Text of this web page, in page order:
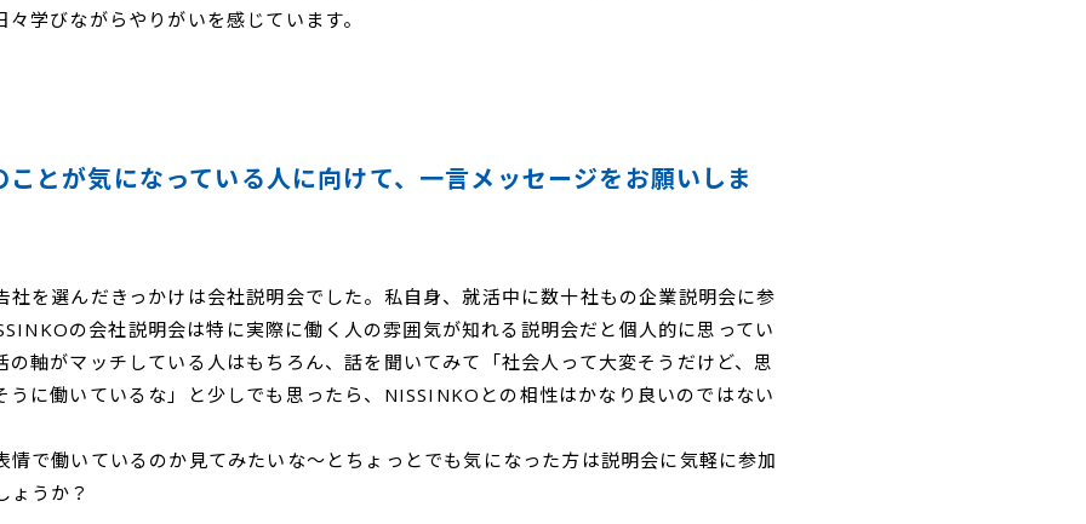
学びながらやりがいを感じています。
ことが気になっている人に向けて、一言メッセージをお願いしま
社を選んだきっかけは会社説明会でした。私自身、就活中に数十社もの企業説明会に参
の会社説明会は特に実際に働く人の雰囲気が知れる説明会だと個人的に思ってい
の軸がマッチしている人はもちろん、話を聞いてみて「社会人って大変そうだけど、思
うに働いているな」と少しでも思ったら、NISSINKOとの相性はかなり良いのではない
情で働いているのか見てみたいな～とちょっとでも気になった方は説明会に気軽に参加
ょうか？